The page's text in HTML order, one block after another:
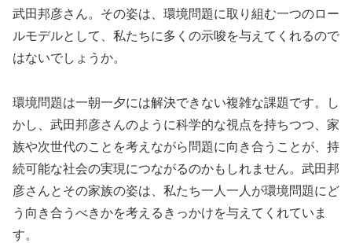
武田邦彦さん。その姿は、環境問題に取り組む一つのロー
ルモデルとして、私たちに多くの示唆を与えてくれるので
はないでしょうか。
環境問題は一朝一夕には解決できない複雑な課題です。し
かし、武田邦彦さんのように科学的な視点を持ちつつ、家
族や次世代のことを考えながら問題に向き合うことが、持
続可能な社会の実現につながるのかもしれません。武田邦
彦さんとその家族の姿は、私たち一人一人が環境問題にど
う向き合うべきかを考えるきっかけを与えてくれていま
す。